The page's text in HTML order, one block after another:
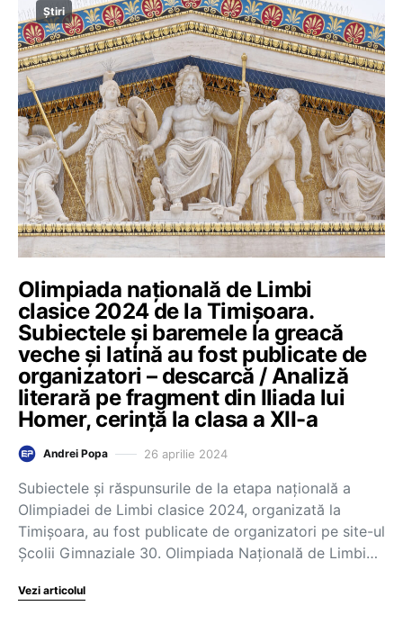
Știri
Olimpiada națională de Limbi
clasice 2024 de la Timișoara.
Subiectele și baremele la greacă
veche și latină au fost publicate de
organizatori – descarcă / Analiză
literară pe fragment din Iliada lui
Homer, cerință la clasa a XII-a
Andrei Popa 26 aprilie 2024
Subiectele și răspunsurile de la etapa națională a
Olimpiadei de Limbi clasice 2024, organizată la
Timișoara, au fost publicate de organizatori pe site-ul
Școlii Gimnaziale 30. Olimpiada Națională de Limbi…
Vezi articolul